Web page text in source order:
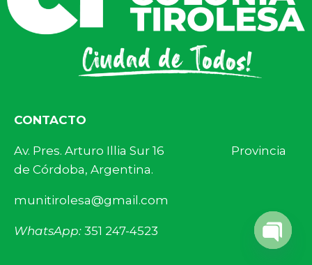
CONTACTO
Av. Pres. Arturo Illia Sur 16 Provincia
de Córdoba, Argentina.
munitirolesa@gmail.com
WhatsApp: 351 247-4523